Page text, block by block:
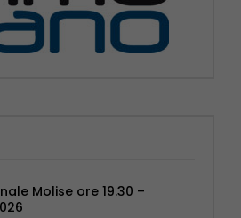
Molise ore 19.30 –